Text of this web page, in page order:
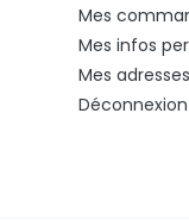
Mes
Mes infos
Mes adresses
Déconnexion